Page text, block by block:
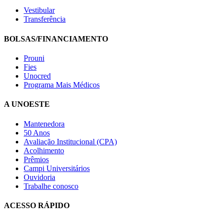
Vestibular
Transferência
BOLSAS/FINANCIAMENTO
Prouni
Fies
Unocred
Programa Mais Médicos
A UNOESTE
Mantenedora
50 Anos
Avaliação Institucional (CPA)
Acolhimento
Prêmios
Campi Universitários
Ouvidoria
Trabalhe conosco
ACESSO RÁPIDO